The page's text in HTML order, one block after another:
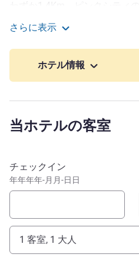
雰囲気をご体感ください。
旅行の方にも便利です。ホテ
場とテラスをご利用いただけ
当ホテルは、ガロンヌ川と地
ル広場、ウィルソン広場、サ
策したり、庭園を巡ったりと
ます。
イビスバジェット トゥール
スでも観光でも、ゆったりと
できます。ピンクシティのゆ
をご満喫ください。
さらに表示
ホテル情報
当ホテルの客室
このホテルを予約
チェックイン
年年年年-月月-日日
1 客室, 1 大人